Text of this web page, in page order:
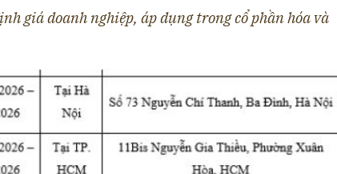
giá doanh nghiệp, áp dụng trong cổ phần hóa và